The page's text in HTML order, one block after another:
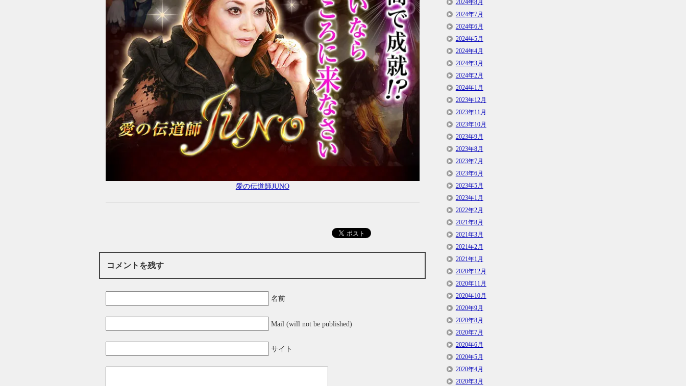
愛の伝道師JUNO
コメントを残す
名前
Mail (will not be published)
サイト
2024年8月
2024年7月
2024年6月
2024年5月
2024年4月
2024年3月
2024年2月
2024年1月
2023年12月
2023年11月
2023年10月
2023年9月
2023年8月
2023年7月
2023年6月
2023年5月
2023年1月
2022年2月
2021年8月
2021年3月
2021年2月
2021年1月
2020年12月
2020年11月
2020年10月
2020年9月
2020年8月
2020年7月
2020年6月
2020年5月
2020年4月
2020年3月